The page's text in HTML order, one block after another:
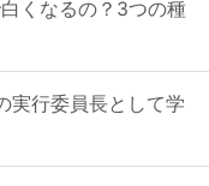
くなるの？3つの種
実行委員長として学